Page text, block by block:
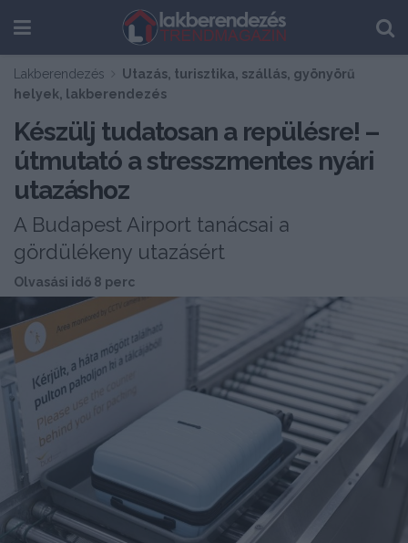
Lakberendezés
Utazás, turisztika, szállás, gyönyörű
helyek, lakberendezés
Készülj tudatosan a repülésre! –
útmutató a stresszmentes nyári
utazáshoz
A Budapest Airport tanácsai a
gördülékeny utazásért
Olvasási idő 8 perc